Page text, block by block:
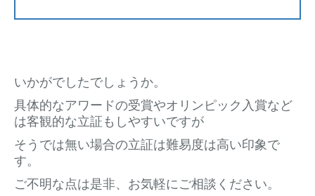
いかがでしたでしょうか。
具体的なアワードの受賞やオリンピック入賞など
は客観的な立証もしやすいですが
そうでは無い場合の立証は難易度は高い印象で
す。
ご不明な点は是非、お気軽にご相談ください。